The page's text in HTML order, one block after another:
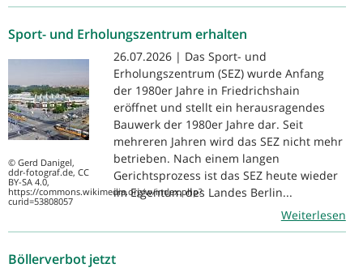
Sport- und Erholungszentrum erhalten
© Gerd Danigel,
ddr-fotograf.de, CC
BY-SA 4.0,
https://commons.wikimedia.org/w/index.php?
curid=53808057
26.07.2026 | Das Sport- und
Erholungszentrum (SEZ) wurde Anfang
der 1980er Jahre in Friedrichshain
eröffnet und stellt ein herausragendes
Bauwerk der 1980er Jahre dar. Seit
mehreren Jahren wird das SEZ nicht mehr
betrieben. Nach einem langen
Gerichtsprozess ist das SEZ heute wieder
im Eigentum des Landes Berlin...
Weiterlesen
Böllerverbot jetzt